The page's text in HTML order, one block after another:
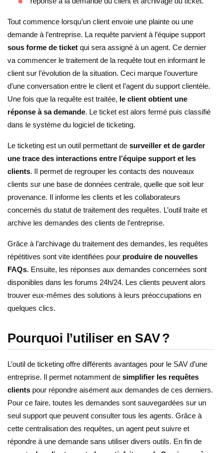
Tout commence lorsqu’un client envoie une plainte ou une
demande à l’entreprise. La requête parvient à l’équipe support
sous forme de ticket qui sera assigné à un agent. Ce dernier
va commencer le traitement de la requête tout en informant le
client sur l’évolution de la situation. Ceci marque l’ouverture
d’une conversation entre le client et l’agent du support clientèle.
Une fois que la requête est traitée, le client obtient une
réponse à sa demande. Le ticket est alors fermé puis classifié
dans le système du logiciel de ticketing.
Le ticketing est un outil permettant de surveiller et de garder
une trace des interactions entre l’équipe support et les
clients. Il permet de regrouper les contacts des nouveaux
clients sur une base de données centrale, quelle que soit leur
provenance. Il informe les clients et les collaborateurs
concernés du statut de traitement des requêtes. L’outil traite et
archive les demandes des clients de l’entreprise.
Grâce à l’archivage du traitement des demandes, les requêtes
répétitives sont vite identifiées pour produire de nouvelles
FAQs. Ensuite, les réponses aux demandes concernées sont
disponibles dans les forums 24h/24. Les clients peuvent alors
trouver eux-mêmes des solutions à leurs préoccupations en
quelques clics.
Pourquoi l’utiliser en SAV ?
L’outil de ticketing offre différents avantages pour le SAV d’une
entreprise. Il permet notamment de simplifier les requêtes
clients pour répondre aisément aux demandes de ces derniers.
Pour ce faire, toutes les demandes sont sauvegardées sur un
seul support que peuvent consulter tous les agents. Grâce à
cette centralisation des requêtes, un agent peut suivre et
répondre à une demande sans utiliser divers outils. En fin de